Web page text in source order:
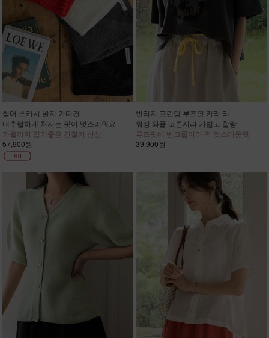
썸머 스카시 골지 가디건
내추럴하게 처지는 핏이 멋스러워요
가을까지 입기좋은 간절기 신상
57,900원
빈티지 프린팅 루즈핏 카라 티
워싱 와플 코튼지라 가볍고 찰랑
루즈핏에 반크롭이라 딱 멋스러운핏
39,900원